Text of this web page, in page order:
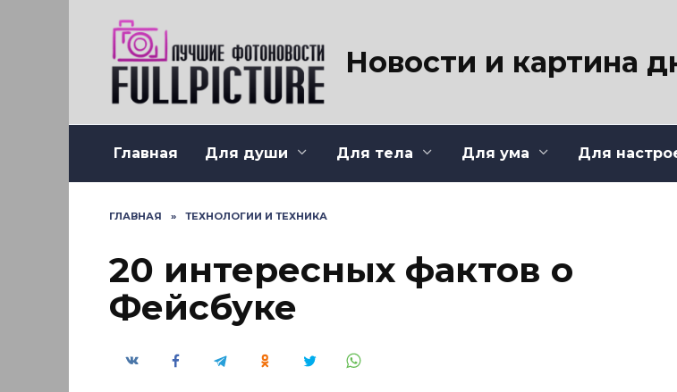
Новости и картина
Главная Для души Для тела Для ума Для
ГЛАВНАЯ » ТЕХНОЛОГИИ И ТЕХНИКА
20 интересных фактов о
Фейсбуке